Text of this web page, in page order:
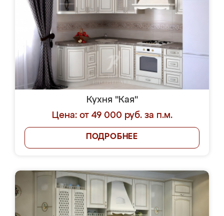
Кухня "Кая"
Цена: от 49 000 руб. за п.м.
ПОДРОБНЕЕ